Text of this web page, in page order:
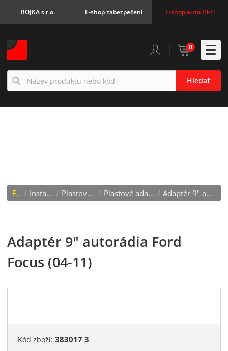
ROJKA s.r.o. E-shop zabezpečení E-shop auto Hi-Fi
Hledat
0
E-shop / Instalační materiál / Plastové redukce, kastlíky / Plastové adaptéry 9" a 10" AV jednotek / Adaptér 9" autorádia Ford Focus (04-11)
Adaptér 9" autorádia Ford
Focus (04-11)
Kód zboží: 383017 3